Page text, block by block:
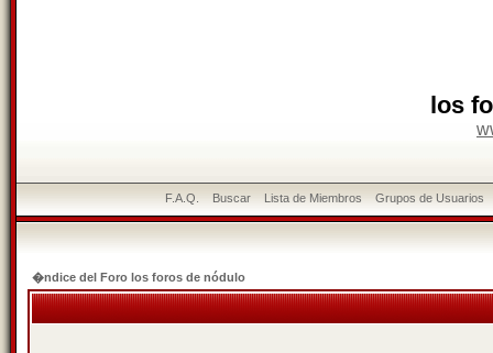
los
F.A.Q. Buscar Lista de Miembros Grupos de Usuarios
�ndice del Foro los foros de nódulo